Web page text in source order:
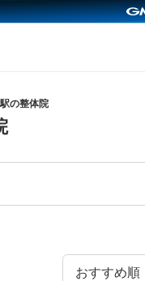
の整体院